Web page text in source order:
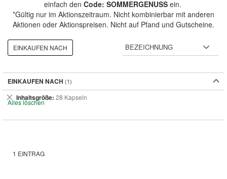
einfach den Code: SOMMERGENUSSein.
*Gültig nur im Aktionszeitraum. Nicht kombinierbar mit anderen
Aktionen oder Aktionspreisen. Nicht auf Pfand und Gutscheine.
1 EINTRAG
EINKAUFEN NACH
EINKAUFEN NACH
Inhaltsgröße 28 Kapseln
Dies
entfernen
Alles löschen